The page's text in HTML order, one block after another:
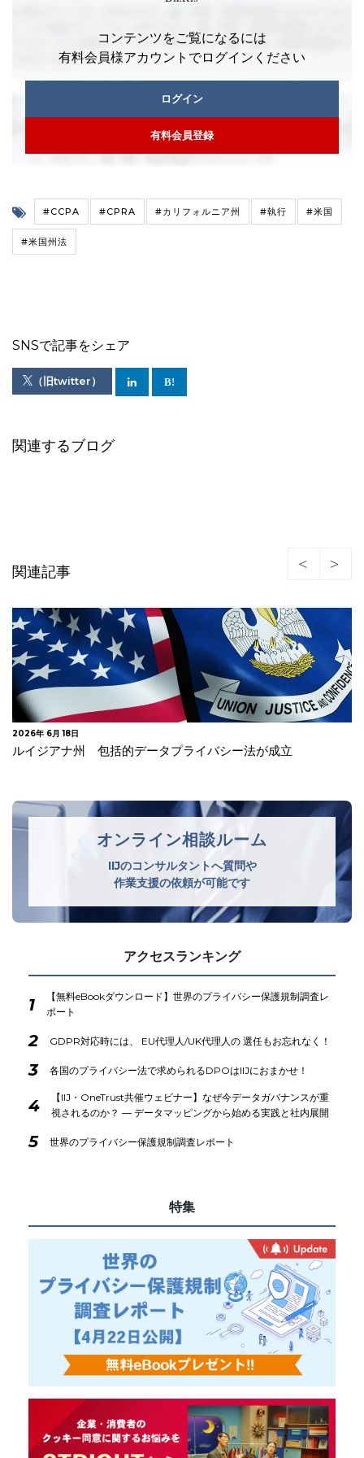
コンテンツをご覧になるには
有料会員様アカウントでログインください
ログイン
有料会員登録
#CCPA #CPRA #カリフォルニア州 #執行 #米国
#米国州法
SNSで記事をシェア
（旧twitter）
関連するブログ
関連記事
2026年 6月 16日
FTC 学生の個人情報に関するセキュリティ措置の不備等で
オンライン相談ルーム
IIJのコンサルタントへ質問や
作業支援の依頼が可能です
アクセスランキング
1
【無料eBookダウンロード】世界のプライバシー保護規制調査レ
ポート
2 GDPR対応時には、 EU代理人/UK代理人の 選任もお忘れなく！
3 各国のプライバシー法で求められるDPOはIIJにおまかせ！
4
【IIJ・OneTrust共催ウェビナー】なぜ今データガバナンスが重
視されるのか？ ― データマッピングから始める実践と社内展開
5 世界のプライバシー保護規制調査レポート
特集